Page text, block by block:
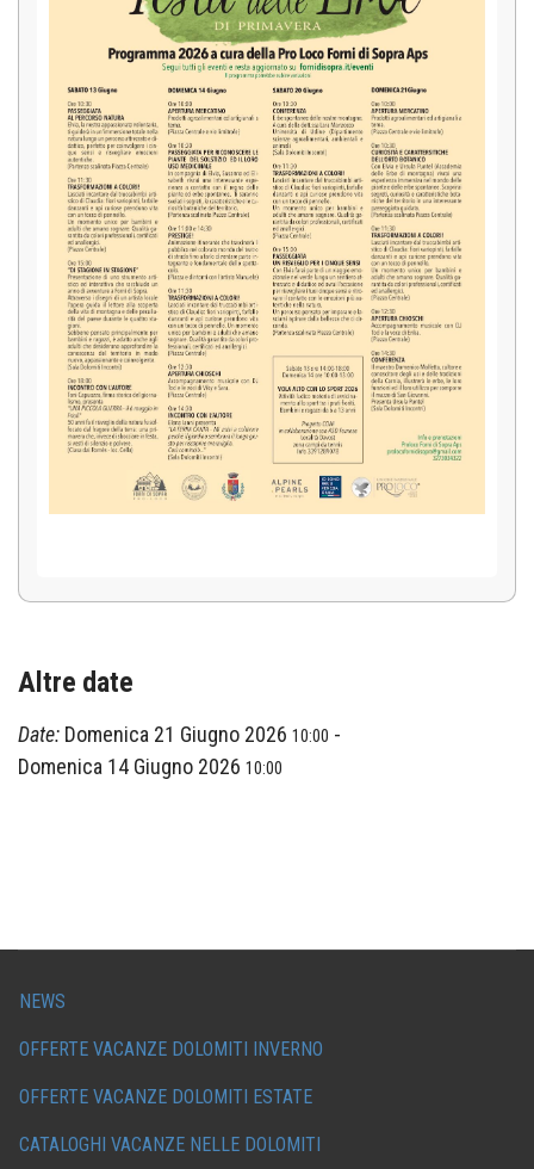
Altre date
Date: Domenica 21 Giugno 2026 10:00 -
Domenica 14 Giugno 2026 10:00
NEWS
OFFERTE VACANZE DOLOMITI INVERNO
OFFERTE VACANZE DOLOMITI ESTATE
CATALOGHI VACANZE NELLE DOLOMITI